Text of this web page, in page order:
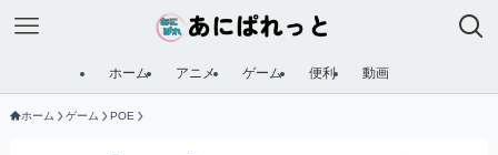
ホーム アニメ ゲーム 便利 動画
ホーム ゲーム POE